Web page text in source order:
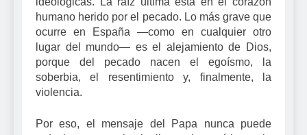
humano herido por el pecado. Lo más grave que
ocurre en España —como en cualquier otro
lugar del mundo— es el alejamiento de Dios,
porque del pecado nacen el egoísmo, la
soberbia, el resentimiento y, finalmente, la
violencia.
Por eso, el mensaje del Papa nunca puede